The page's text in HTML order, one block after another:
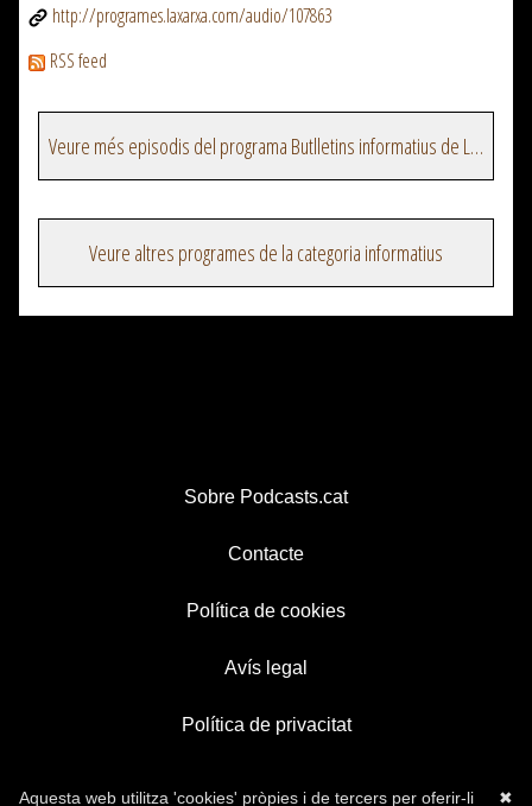
http://programes.laxarxa.com/audio/107863
RSS feed
Veure més episodis del programa Butlletins informatius de La Xarxa
Veure altres programes de la categoria informatius
Sobre Podcasts.cat
Contacte
Política de cookies
Avís legal
Política de privacitat
✖
Aquesta web utilitza 'cookies' pròpies i de tercers per oferir-li